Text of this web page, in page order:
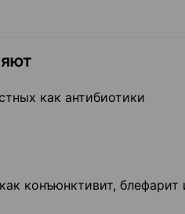
как антибиотики
конъюнктивит, блефарит